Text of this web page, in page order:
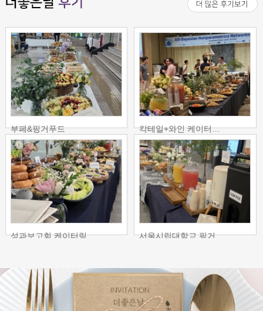
부페&핑거푸드 칵테일+와인 케이터…
성과보고회 케이터링 서울시립대학교 핑거…